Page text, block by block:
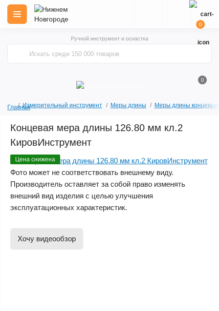
Ручной инструмент и оснастка
0
0
ГлавнаяИзмерительный инструмент Меры длины Меры длины
Концевая мера длины 126.80 мм кл.2
КировИнструмент
Цена снижена
Фото может не соответствовать внешнему виду.
Производитель оставляет за собой право изменять
внешний вид изделия с целью улучшения
эксплуатационных характеристик.
Хочу видеообзор